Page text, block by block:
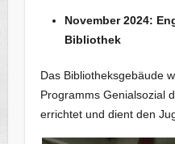
November 2024:
Bibliothek
Das Bibliotheksgebäude
Programms Genialsozial
errichtet und dient den